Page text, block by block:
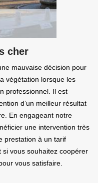
cher
mauvaise décision pour
végétation lorsque les
professionnel. Il est
d’un meilleur résultat
En engageant notre
une intervention très
prestation à un tarif
si vous souhaitez coopérer
vous satisfaire.